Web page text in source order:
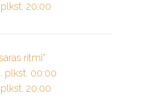
20:00
ritmi”
plkst. 00:00
20:00